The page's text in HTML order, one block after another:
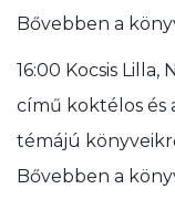
Bővebben a
16:00 Kocsis Lilla,
című koktélos és
témájú
Bővebben a